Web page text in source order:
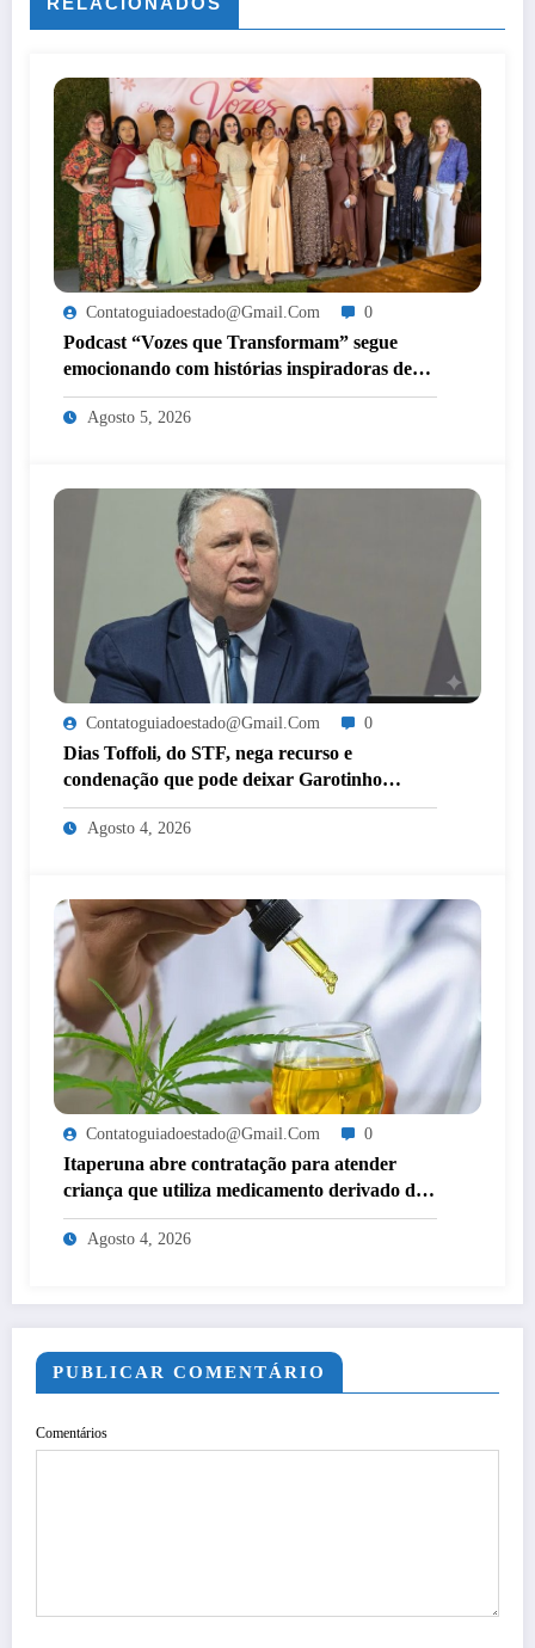
Contatoguiadoestado@gmail.com 0
Podcast “Vozes que Transformam” segue
emocionando com histórias inspiradoras de
mulheres de Itaperuna
Agosto 5, 2026
Contatoguiadoestado@gmail.com 0
Dias Toffoli, do STF, nega recurso e
condenação que pode deixar Garotinho
inelegível agora é definitiva
Agosto 4, 2026
Contatoguiadoestado@gmail.com 0
Itaperuna abre contratação para atender
criança que utiliza medicamento derivado de
cannabis por decisão judicial
Agosto 4, 2026
PUBLICAR COMENTÁRIO
Comentários